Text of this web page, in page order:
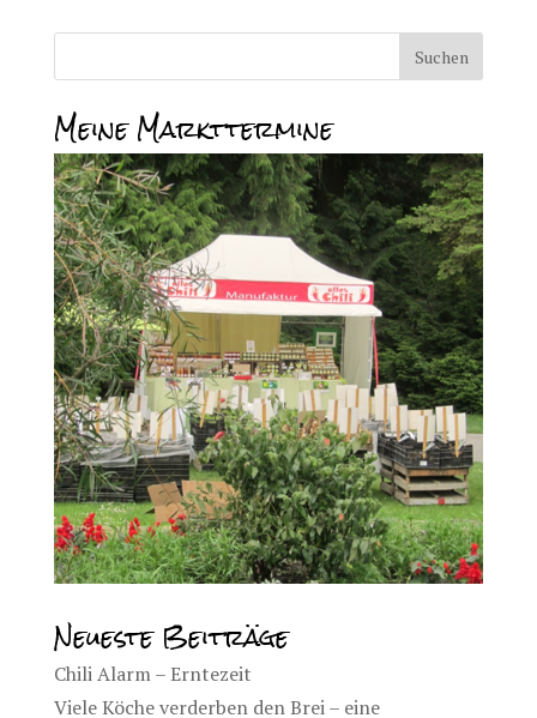
Meine Markttermine
Neueste Beiträge
Chili Alarm – Erntezeit
Viele Köche verderben den Brei – eine